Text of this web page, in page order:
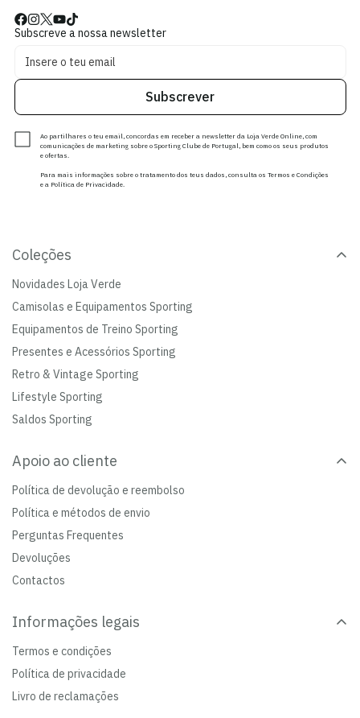
Subscreve a nossa newsletter
Subscrever
Ao partilhares o teu email, concordas em receber a newsletter da Loja Verde Online, com
comunicações de marketing sobre o Sporting Clube de Portugal, bem como os seus produtos
e ofertas.
Para mais informações sobre o tratamento dos teus dados, consulta os Termos e Condições
e a Política de Privacidade.
Coleções
Novidades Loja Verde
Camisolas e Equipamentos Sporting
Equipamentos de Treino Sporting
Presentes e Acessórios Sporting
Retro & Vintage Sporting
Lifestyle Sporting
Saldos Sporting
Apoio ao cliente
Política de devolução e reembolso
Política e métodos de envio
Perguntas Frequentes
Devoluções
Contactos
Informações legais
Termos e condições
Política de privacidade
Livro de reclamações